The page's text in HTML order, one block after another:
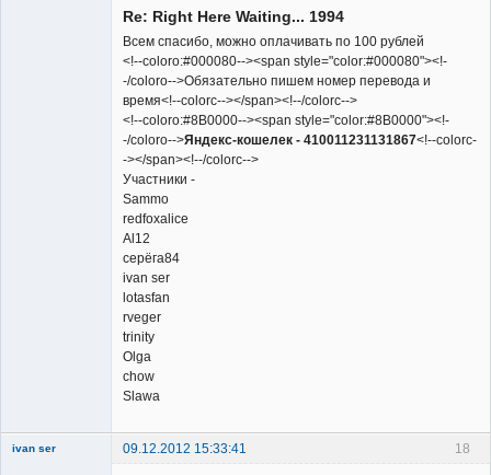
Re: Right Here Waiting... 1994
Всем спасибо, можно оплачивать по 100 рублей
<!--coloro:#000080--><span style="color:#000080"><!-
-/coloro-->Обязательно пишем номер перевода и
время<!--colorc--></span><!--/colorc-->
<!--coloro:#8B0000--><span style="color:#8B0000"><!-
-/coloro-->Яндекс-кошелек - 410011231131867<!--colorc-
-></span><!--/colorc-->
Участники -
Sammo
redfoxalice
Al12
серёга84
ivan ser
lotasfan
rveger
trinity
Olga
chow
Slawa
18
ivan ser
09.12.2012 15:33:41